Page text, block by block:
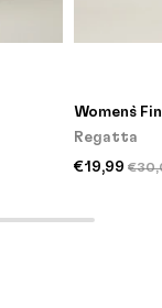
Women`s
Regatta
€19,99